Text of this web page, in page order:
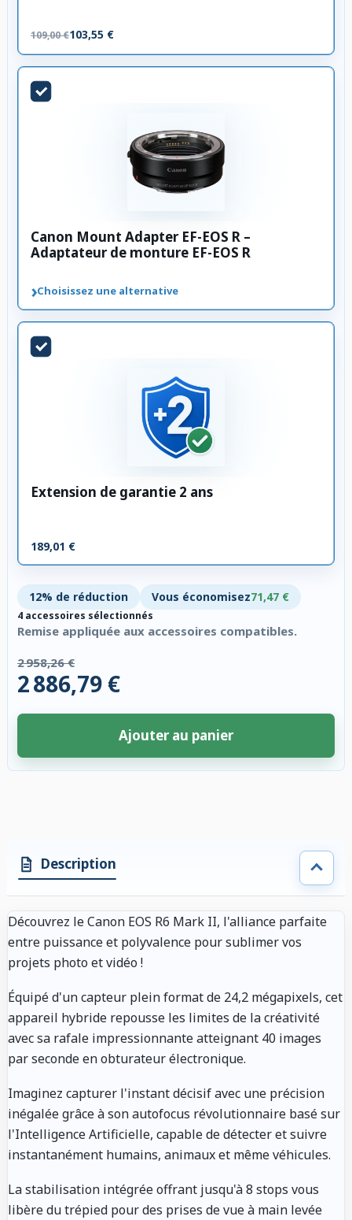
109,00 €103,55 €
Canon Mount Adapter EF-EOS R –
Adaptateur de monture EF-EOS R
›Choisissez une alternative
Extension de garantie 2 ans
189,01 €
12% de réduction Vous économisez71,47 €
4 accessoires sélectionnés
Remise appliquée aux accessoires compatibles.
2 958,26 €
2 886,79 €
Ajouter au panier
Description
Découvrez le Canon EOS R6 Mark II, l'alliance parfaite
entre puissance et polyvalence pour sublimer vos
projets photo et vidéo !
Équipé d'un capteur plein format de 24,2 mégapixels, cet
appareil hybride repousse les limites de la créativité
avec sa rafale impressionnante atteignant 40 images
par seconde en obturateur électronique.
Imaginez capturer l'instant décisif avec une précision
inégalée grâce à son autofocus révolutionnaire basé sur
l'Intelligence Artificielle, capable de détecter et suivre
instantanément humains, animaux et même véhicules.
La stabilisation intégrée offrant jusqu'à 8 stops vous
libère du trépied pour des prises de vue à main levée